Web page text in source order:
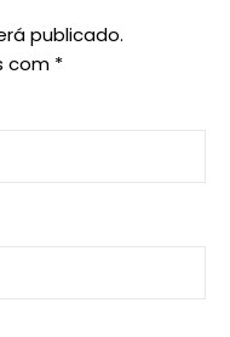
publicado.
com *